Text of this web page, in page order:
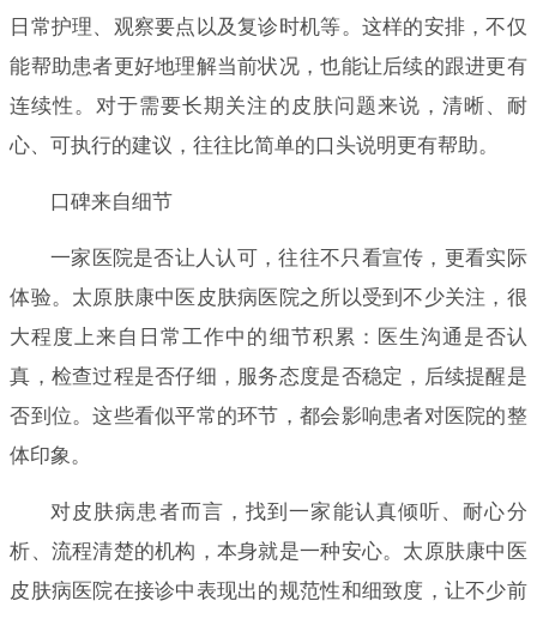
日常护理、观察要点以及复诊时机等。这样的安排，不仅
能帮助患者更好地理解当前状况，也能让后续的跟进更有
连续性。对于需要长期关注的皮肤问题来说，清晰、耐
心、可执行的建议，往往比简单的口头说明更有帮助。
口碑来自细节
一家医院是否让人认可，往往不只看宣传，更看实际
体验。太原肤康中医皮肤病医院之所以受到不少关注，很
大程度上来自日常工作中的细节积累：医生沟通是否认
真，检查过程是否仔细，服务态度是否稳定，后续提醒是
否到位。这些看似平常的环节，都会影响患者对医院的整
体印象。
对皮肤病患者而言，找到一家能认真倾听、耐心分
析、流程清楚的机构，本身就是一种安心。太原肤康中医
皮肤病医院在接诊中表现出的规范性和细致度，让不少前